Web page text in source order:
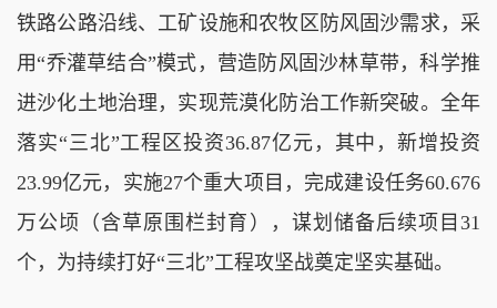
铁路公路沿线、工矿设施和农牧区防风固沙需求，采
用“乔灌草结合”模式，营造防风固沙林草带，科学推
进沙化土地治理，实现荒漠化防治工作新突破。全年
落实“三北”工程区投资36.87亿元，其中，新增投资
23.99亿元，实施27个重大项目，完成建设任务60.676
万公顷（含草原围栏封育），谋划储备后续项目31
个，为持续打好“三北”工程攻坚战奠定坚实基础。